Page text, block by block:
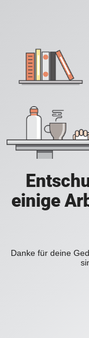
einige
Danke für deine